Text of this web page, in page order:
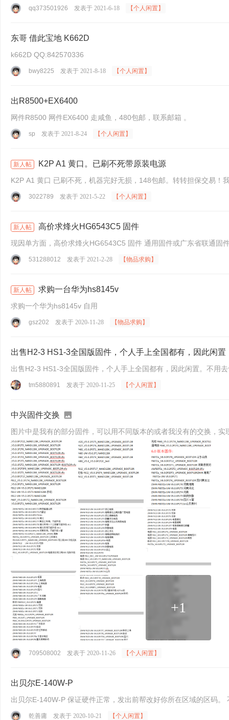
qq373501926 发表于 2021-6-18 【个人闲置】
东哥 借此宝地 K662D
k662D QQ:842570336
bwy8225 发表于 2021-8-18 【个人闲置】
出R8500+EX6400
网件R8500 网件EX6400 走咸鱼，480包邮，联系邮箱 。
sp 发表于 2021-8-24 【个人闲置】
新人帖 K2P A1 黄口。已刷不死带原装电源
K2P A1 黄口 已刷不死，机器完好无损，148包邮。转转担保交易
3022789 发表于 2021-5-22 【个人闲置】
新人帖 高价求烽火HG6543C5 固件
531288012 发表于 2021-2-28 【物品求购】
新人帖 求购一台华为hs8145v
求购一个华为hs8145v 自用
gsz202 发表于 2020-11-28 【物品求购】
出售H2-3 HS1-3全国版固件，个人手上全国都有，因此闲置
出售H2-3 HS1-3全国版固件，个人手上全国都有，因此闲置
tm5880891 发表于 2020-11-25 【个人闲置】
中兴固件交换
图片中是我有的部分固件，可以用不同版本的或者我没有的交换，
+1
709508002 发表于 2020-11-26 【个人闲置】
出贝尔E-140W-P
出贝尔E-140W-P 保证硬件正常，发出前帮改好你所在区
乾善庸 发表于 2020-10-21 【个人闲置】